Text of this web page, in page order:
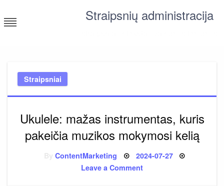
to
content
Straipsnių administracija
Straipsniai
Ukulele: mažas instrumentas, kuris
pakeičia muzikos mokymosi kelią
ByContentMarketing Posted
2024-07-27
Leave a Commenton